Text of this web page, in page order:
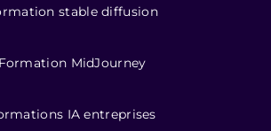
stable diffusion
Formation MidJourney
IA entreprises